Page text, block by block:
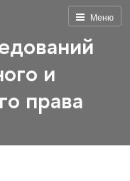
Меню
и
права